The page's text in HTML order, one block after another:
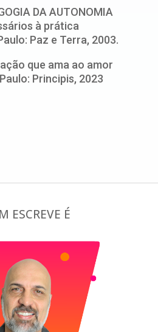
DA AUTONOMIA
à prática
Paz e Terra, 2003.
que ama ao amor
Principis, 2023
ESCREVE É